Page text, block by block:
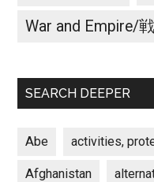
War and Empire/
SEARCH DEEPER
Abe activities,
Afghanistan